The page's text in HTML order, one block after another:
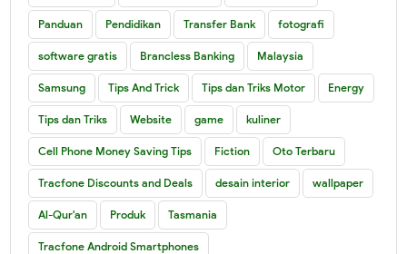
Panduan Pendidikan Transfer Bank fotografi
software gratis Brancless Banking Malaysia
Samsung Tips And Trick Tips dan Triks Motor Energy
Tips dan Triks Website game kuliner
Cell Phone Money Saving Tips Fiction Oto Terbaru
Tracfone Discounts and Deals desain interior wallpaper
Al-Qur'an Produk Tasmania
Tracfone Android Smartphones